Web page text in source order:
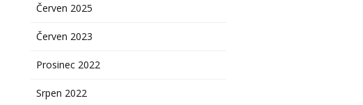
Červen 2025
Červen 2023
Prosinec 2022
Srpen 2022